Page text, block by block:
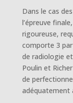
Dans le cas
l’épreuve
rigoureuse,
comporte 3
de radiologie
Poulin et
de
adéquatement